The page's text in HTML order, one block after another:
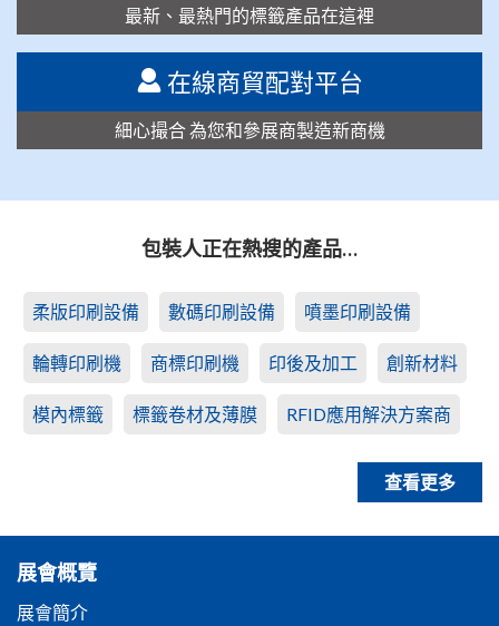
最新、最熱門的標籤產品在這裡
在線商貿配對平台
細心撮合 為您和參展商製造新商機
包裝人正在熱搜的產品…
柔版印刷設備 數碼印刷設備 噴墨印刷設備
輪轉印刷機 商標印刷機 印後及加工 創新材料
模內標籤 標籤卷材及薄膜 RFID應用解決方案商
查看更多
展會概覽
展會簡介